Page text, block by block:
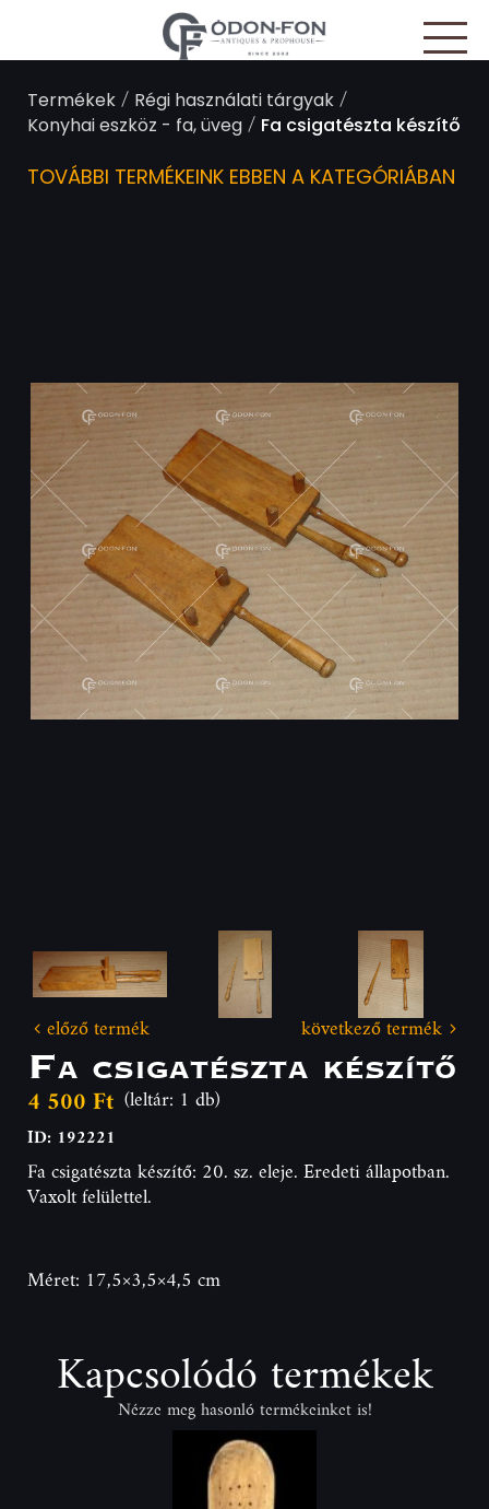
Termékek/ Régi használati tárgyak/
Konyhai eszköz - fa, üveg/ Fa csigatészta készítő
TOVÁBBI TERMÉKEINK EBBEN A KATEGÓRIÁBAN
előző termék következő termék
Fa csigatészta készítő
4 500 Ft (leltár: 1 db)
ID: 192221
Fa csigatészta készítő: 20. sz. eleje. Eredeti állapotban.
Vaxolt felülettel.
Méret: 17,5×3,5×4,5 cm
Kapcsolódó termékek
Nézze meg hasonló termékeinket is!